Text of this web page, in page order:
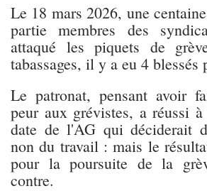
Le 18 mars 2026, une
partie membres des
attaqué les piquets de
tabassages, il y a eu 4 blessés
Le patronat, pensant avoir
peur aux grévistes, a réussi
date de l'AG qui déciderait
non du travail : mais le
pour la poursuite de la
contre.